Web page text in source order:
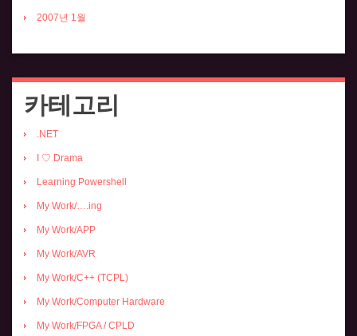
2007년 1월
카테고리
.NET
I ♡ Drama
Learning Powershell
My Work/….ing
My Work/APP
My Work/AVR
My Work/C++ (TCPL)
My Work/Computer Hardware
My Work/FPGA / CPLD